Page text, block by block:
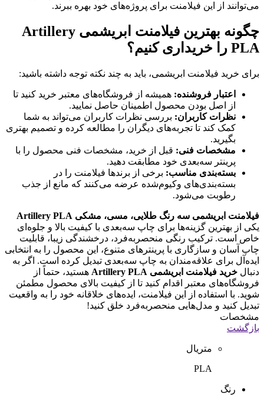
می‌توانند از این فیلامنت برای پروژه‌های خود بهره ببرند.
چگونه بهترین فیلامنت ابریشمی Artillery
PLA را خریداری کنیم؟
برای خرید فیلامنت ابریشمی، باید به چند نکته توجه داشته باشید:
اعتبار فروشنده: همیشه از فروشگاه‌های معتبر خرید کنید تا
از اصل بودن محصول اطمینان حاصل نمایید.
نظرات کاربران: بررسی نظرات کاربران می‌تواند به شما
کمک کند تا تجربه‌های دیگران را مطالعه کرده و تصمیم بهتری
بگیرید.
مشخصات فنی: قبل از خرید، مشخصات فنی محصول را با
پرینتر سه‌بعدی خود مطابقت دهید.
بسته‌بندی مناسب: برخی از برندها فیلامنت را در
بسته‌بندی‌های وکیوم‌شده عرضه می‌کنند که مانع از جذب
رطوبت می‌شود.
فیلامنت ابریشمی سه رنگ طلایی، مسی، مشکی Artillery PLA
یکی از بهترین گزینه‌ها برای چاپ سه‌بعدی با کیفیت بالا و جلوه‌ای
خاص است. ترکیب رنگی منحصر‌به‌فرد، درخشندگی زیبا، قابلیت
چاپ آسان و سازگاری با پرینترهای متنوع، این محصول را به انتخابی
ایده‌آل برای علاقه‌مندان به چاپ سه‌بعدی تبدیل کرده است. اگر به
دنبال خرید فیلامنت ابریشمی Artillery PLA
هستید، حتماً از
فروشگاه‌های معتبر اقدام کنید تا از کیفیت بالای محصول مطمئن
شوید. با استفاده از این فیلامنت، ایده‌های خلاقانه خود را به واقعیت
تبدیل کنید و مدل‌هایی منحصر‌به‌فرد خلق کنید!
مشخصات
بازگشت
متریال
PLA
رنگ